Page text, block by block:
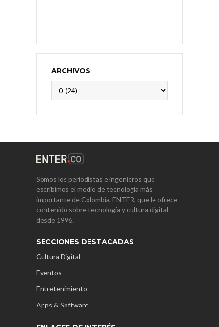
ARCHIVOS
Somos los periodistas e ingenieros que
escribimos el medio de tecnología más
importante de Colombia, ENTER, que le ofrece
contenido sobre tecnología y cultura digital
desde 1996.
SECCIONES DESTACADAS
Cultura Digital
Eventos
Entretenimiento
Apps & Software